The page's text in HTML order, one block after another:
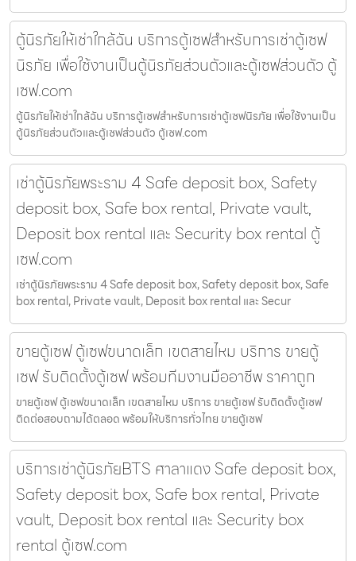
ตู้นิรภัยให้เช่าใกล้ฉัน บริการตู้เซฟสำหรับการเช่าตู้เซฟ
นิรภัย เพื่อใช้งานเป็นตู้นิรภัยส่วนตัวและตู้เซฟส่วนตัว ตู้
เซฟ.com
ตู้นิรภัยให้เช่าใกล้ฉัน บริการตู้เซฟสำหรับการเช่าตู้เซฟนิรภัย เพื่อใช้งานเป็น
ตู้นิรภัยส่วนตัวและตู้เซฟส่วนตัว ตู้เซฟ.com
เช่าตู้นิรภัยพระราม 4 Safe deposit box, Safety
deposit box, Safe box rental, Private vault,
Deposit box rental และ Security box rental ตู้
เซฟ.com
เช่าตู้นิรภัยพระราม 4 Safe deposit box, Safety deposit box, Safe
box rental, Private vault, Deposit box rental และ Secur
ขายตู้เซฟ ตู้เซฟขนาดเล็ก เขตสายไหม บริการ ขายตู้
เซฟ รับติดตั้งตู้เซฟ พร้อมทีมงานมืออาชีพ ราคาถูก
ขายตู้เซฟ ตู้เซฟขนาดเล็ก เขตสายไหม บริการ ขายตู้เซฟ รับติดตั้งตู้เซฟ
ติดต่อสอบถามได้ตลอด พร้อมให้บริการทั่วไทย ขายตู้เซฟ
บริการเช่าตู้นิรภัยBTS ศาลาแดง Safe deposit box,
Safety deposit box, Safe box rental, Private
vault, Deposit box rental และ Security box
rental ตู้เซฟ.com